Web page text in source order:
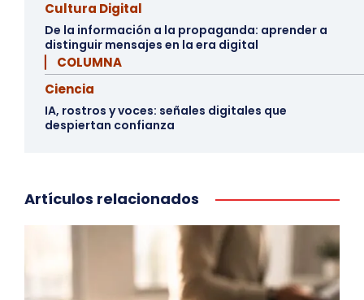
Cultura Digital
De la información a la propaganda: aprender a
distinguir mensajes en la era digital
▏ COLUMNA
Ciencia
IA, rostros y voces: señales digitales que
despiertan confianza
Artículos relacionados